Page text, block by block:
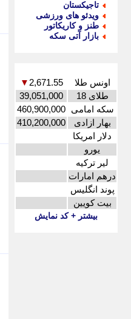
تاجیکستان
ویدئو های ورزشی
طنز و کاریکاتور
بازار آتی سکه
اونس طلا 2,671.55
▼
طلای 18
39,051,000
سکه امامی 460,900,000
بهار ازادی
410,200,000
دلار امریکا
یورو
لیر ترکیه
درهم امارات
پوند انگلیس
بیت کویین
بیشتر + کد نمایش